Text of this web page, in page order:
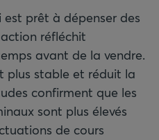
prêt à dépenser des
réfléchit
avant de la vendre.
plus stable et réduit la
confirment que les
sont plus élevés
de cours